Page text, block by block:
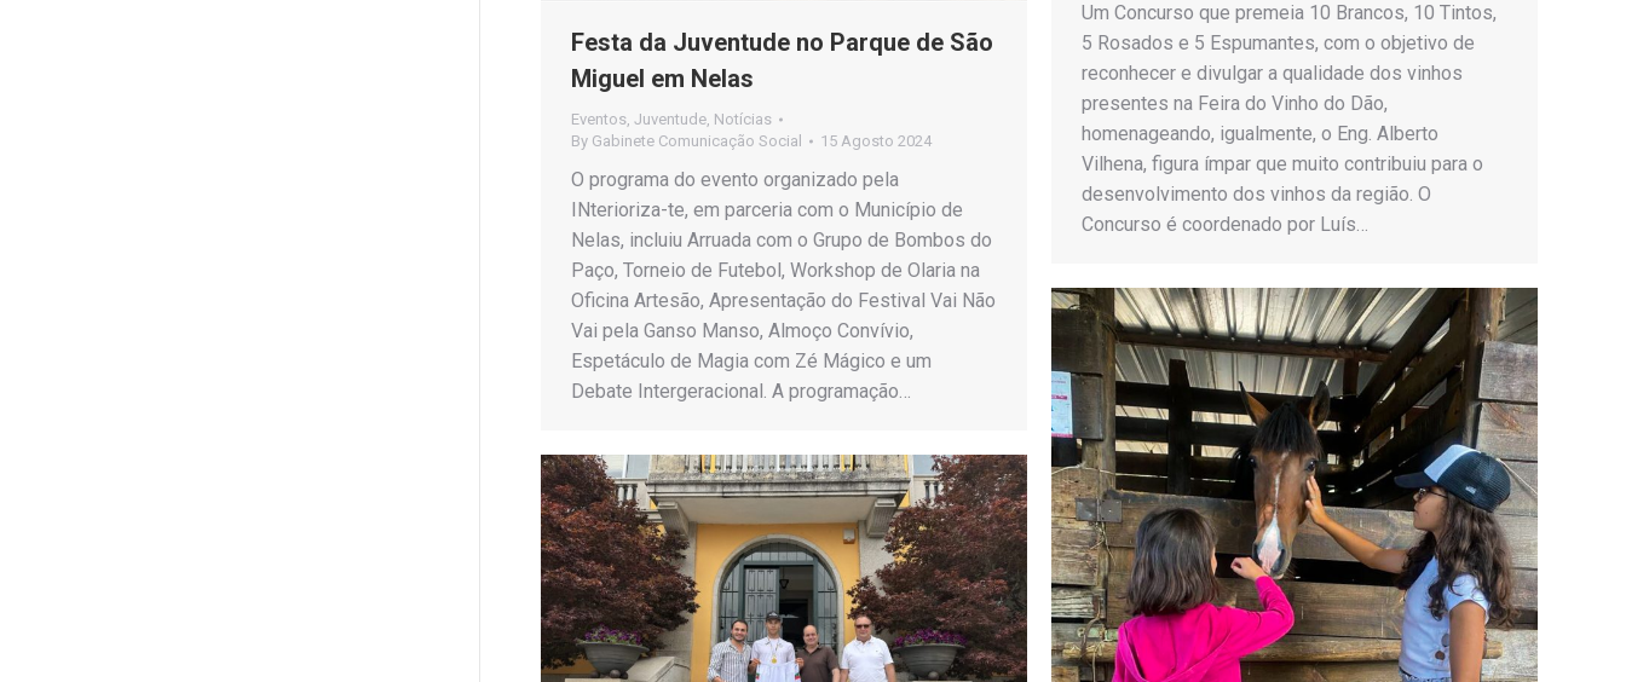
Um Concurso que premeia 10 Brancos, 10 Tintos,
5 Rosados e 5 Espumantes, com o objetivo de
reconhecer e divulgar a qualidade dos vinhos
presentes na Feira do Vinho do Dão,
homenageando, igualmente, o Eng. Alberto
Vilhena, figura ímpar que muito contribuiu para o
desenvolvimento dos vinhos da região. O
Concurso é coordenado por Luís…
Festa da Juventude no Parque de São
Miguel em Nelas
Eventos, Juventude, Notícias
By Gabinete Comunicação Social 15 Agosto 2024
O programa do evento organizado pela
INterioriza-te, em parceria com o Município de
Nelas, incluiu Arruada com o Grupo de Bombos do
Paço, Torneio de Futebol, Workshop de Olaria na
Oficina Artesão, Apresentação do Festival Vai Não
Vai pela Ganso Manso, Almoço Convívio,
Espetáculo de Magia com Zé Mágico e um
Debate Intergeracional. A programação…